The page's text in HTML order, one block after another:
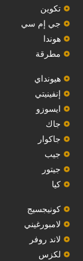
‏تكوين‏
جي إم سي
هوندا
مطرقة
هيونداي
إنفينيتي
‏ايسوزو‏
‏جاك‏
جاكوار
جيب
‏جيتور‏
كيا
‏كونيجسيج‏
لامبورغيني
لاند روفر
لكزس